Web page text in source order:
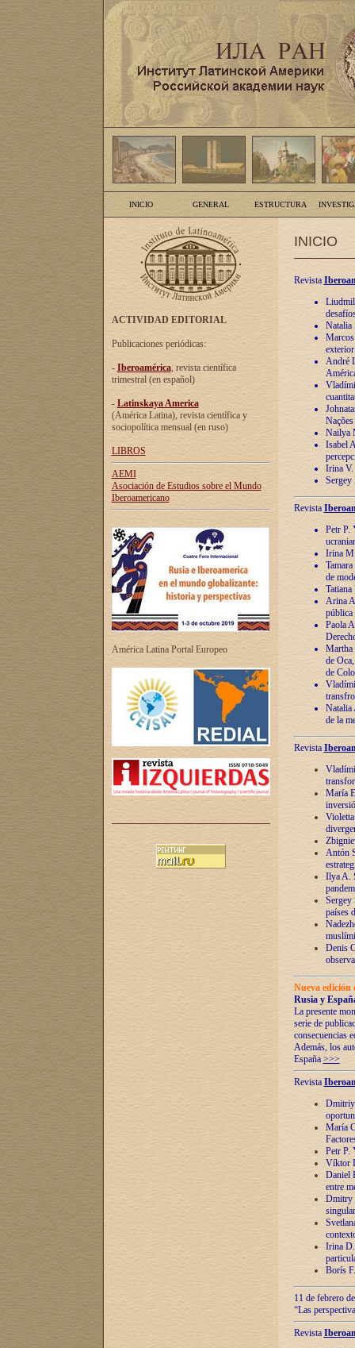
INICIO GENERAL ESTRUCTURA
ACTIVIDAD EDITORIAL
Publicaciones periódicas:
- Iberoamérica, revista científica
trimestral (en español)
- Latinskaya America
(América Latina), revista científica y
sociopolítica mensual (en ruso)
LIBROS
AEMI
Asociación de Estudios sobre el Mundo
Iberoamericano
América Latina Portal Europeo
INICIO
Revista
Natalia
André
Nailya
Isabel
Irina V.
Sergey
Revista
Petr P.
Irina
de
Arina
pública
Paola
Martha
de
de
Natalia
de la
Revista
María
Antón
Ilya A.
Sergey
países
Denis
Nueva
Rusia y
La presente
serie de
consecuencias
Además, los
España >>>
Revista
Dmitriy
María
Petr P.
Víktor
Daniel
entre
Dmitry
Irina
Borís
11 de febrero
“Las
Revista